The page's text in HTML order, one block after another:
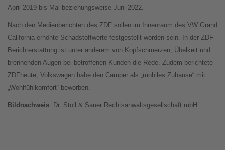
April 2019 bis Mai beziehungsweise Juni 2022.
Nach den Medienberichten des ZDF sollen im Innenraum des VW Grand
California erhöhte Schadstoffwerte festgestellt worden sein. In der ZDF-
Berichterstattung ist unter anderem von Kopfschmerzen, Übelkeit und
brennenden Augen bei betroffenen Kunden die Rede. Zudem berichtete
ZDFheute, Volkswagen habe den Camper als „mobiles Zuhause“ mit
„Wohlfühlkomfort“ beworben.
Bildnachweis: Dr. Stoll & Sauer Rechtsanwaltsgesellschaft mbH